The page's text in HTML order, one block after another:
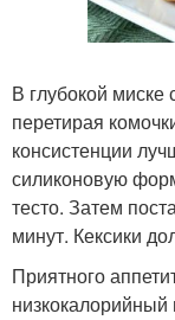
В глубокой
перетирая
консистенции
силиконовую
тесто. Затем
минут. Кексики
Приятного
низкокалорийный